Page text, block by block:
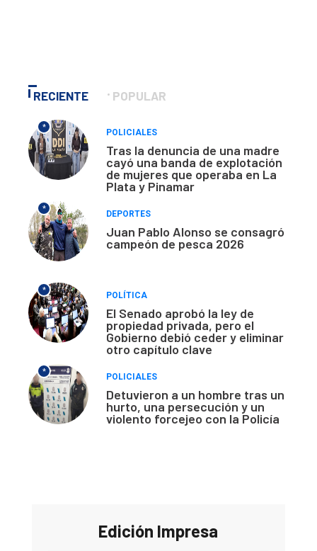
RECIENTE POPULAR
*
POLICIALES
Tras la denuncia de una madre
cayó una banda de explotación
de mujeres que operaba en La
Plata y Pinamar
*
DEPORTES
Juan Pablo Alonso se consagró
campeón de pesca 2026
*
POLÍTICA
El Senado aprobó la ley de
propiedad privada, pero el
Gobierno debió ceder y eliminar
otro capítulo clave
*
POLICIALES
Detuvieron a un hombre tras un
hurto, una persecución y un
violento forcejeo con la Policía
Edición Impresa